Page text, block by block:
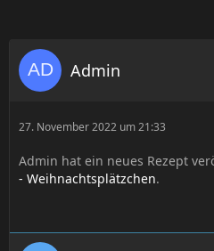
Admin
27. November 2022 um 21:33
Admin hat ein neues Rezept
- Weihnachtsplätzchen.